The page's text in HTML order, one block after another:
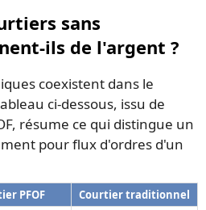
sans
ils de l'argent ?
coexistent dans le
ci-dessous, issu de
résume ce qui distingue un
pour flux d'ordres d'un
PFOF Courtier traditionnel